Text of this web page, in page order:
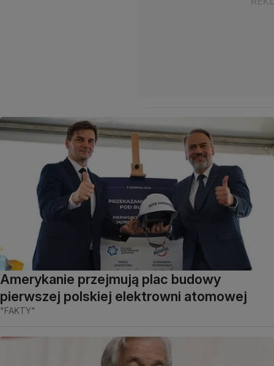
Amerykanie przejmują plac budowy
pierwszej polskiej elektrowni atomowej
"FAKTY"